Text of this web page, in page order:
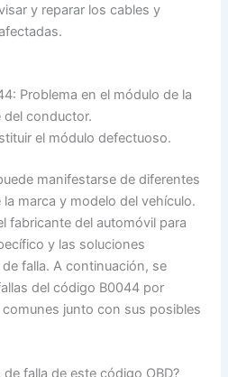
y reparar los cables y
Problema en el módulo de la
del conductor.
el módulo defectuoso.
manifestarse de diferentes
marca y modelo del vehículo.
fabricante del automóvil para
y las soluciones
falla. A continuación, se
del código B0044 por
junto con sus posibles
falla de este código OBD?